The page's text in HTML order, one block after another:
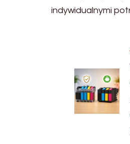
indywidualnymi